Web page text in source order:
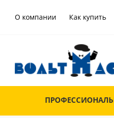
О компании Как купить